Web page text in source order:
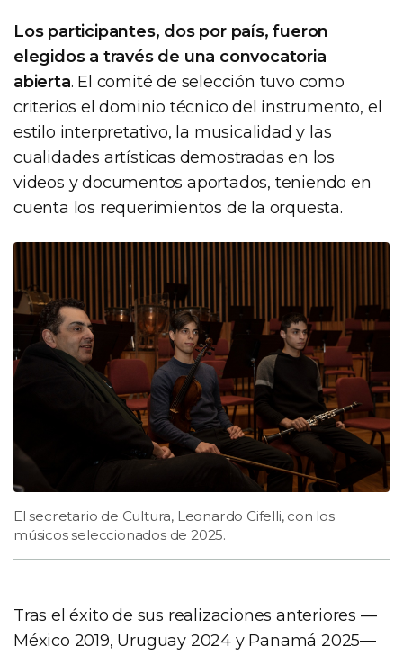
Los participantes, dos por país, fueron
elegidos a través de una convocatoria
abierta. El comité de selección tuvo como
criterios el dominio técnico del instrumento, el
estilo interpretativo, la musicalidad y las
cualidades artísticas demostradas en los
videos y documentos aportados, teniendo en
cuenta los requerimientos de la orquesta.
El secretario de Cultura, Leonardo Cifelli, con los
músicos seleccionados de 2025.
Tras el éxito de sus realizaciones anteriores —
México 2019, Uruguay 2024 y Panamá 2025—